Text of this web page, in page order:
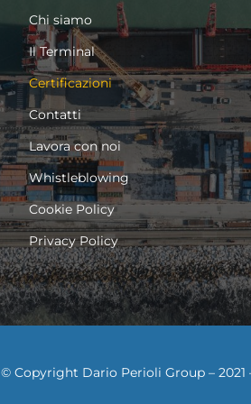
Chi siamo
Il Terminal
Certificazioni
Contatti
Lavora con noi
Whistleblowing
Cookie Policy
Privacy Policy
© Copyright Dario Perioli Group – 2021